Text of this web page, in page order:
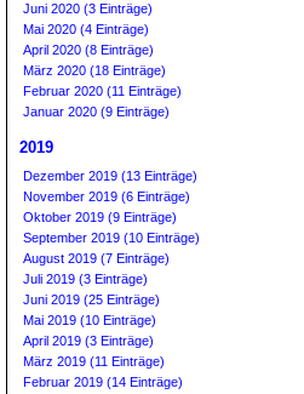
Juni 2020 (3 Einträge)
Mai 2020 (4 Einträge)
April 2020 (8 Einträge)
März 2020 (18 Einträge)
Februar 2020 (11 Einträge)
Januar 2020 (9 Einträge)
2019
Dezember 2019 (13 Einträge)
November 2019 (6 Einträge)
Oktober 2019 (9 Einträge)
September 2019 (10 Einträge)
August 2019 (7 Einträge)
Juli 2019 (3 Einträge)
Juni 2019 (25 Einträge)
Mai 2019 (10 Einträge)
April 2019 (3 Einträge)
März 2019 (11 Einträge)
Februar 2019 (14 Einträge)